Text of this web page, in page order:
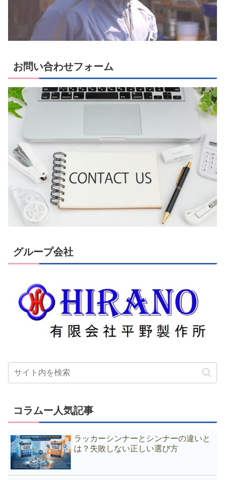
お問い合わせフォーム
グループ会社
コラムー人気記事
ラッカーシンナーとシンナーの違いと
は？失敗しない正しい選び方